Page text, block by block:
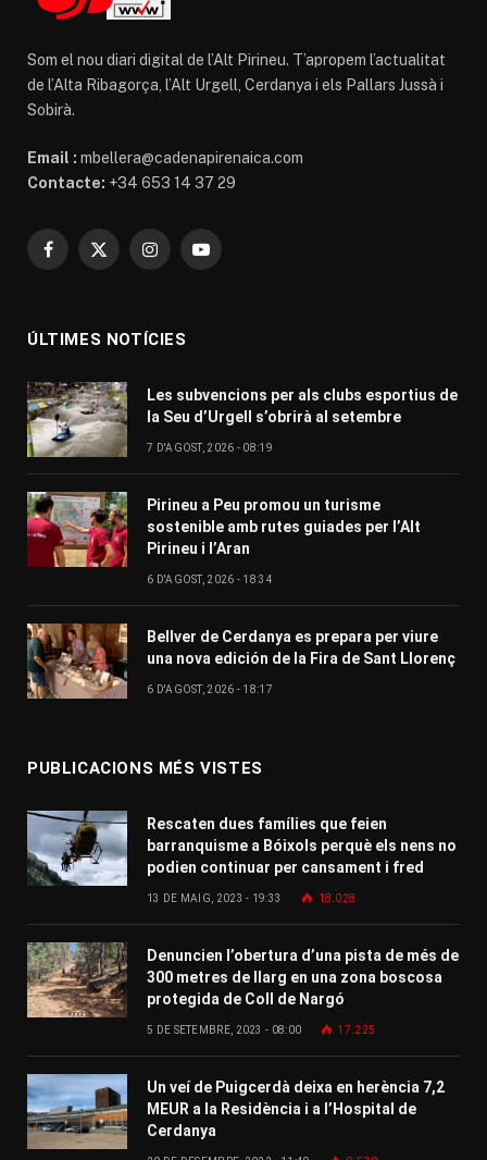
Som el nou diari digital de l’Alt Pirineu. T’apropem l’actualitat
de l’Alta Ribagorça, l’Alt Urgell, Cerdanya i els Pallars Jussà i
Sobirà.
Email : mbellera@cadenapirenaica.com
Contacte: +34 653 14 37 29
Facebook
X
InstagramYouTube
ÚLTIMES NOTÍCIES
Les subvencions per als clubs esportius de
la Seu d’Urgell s’obrirà al setembre
7 D'AGOST, 2026 - 08:19
Pirineu a Peu promou un turisme
sostenible amb rutes guiades per l’Alt
Pirineu i l’Aran
6 D'AGOST, 2026 - 18:34
Bellver de Cerdanya es prepara per viure
una nova edición de la Fira de Sant Llorenç
6 D'AGOST, 2026 - 18:17
PUBLICACIONS MÉS VISTES
Rescaten dues famílies que feien
barranquisme a Bóixols perquè els nens no
podien continuar per cansament i fred
13 DE MAIG, 2023 - 19:33 18.028
Denuncien l’obertura d’una pista de més de
300 metres de llarg en una zona boscosa
protegida de Coll de Nargó
5 DE SETEMBRE, 2023 - 08:00 17.225
Un veí de Puigcerdà deixa en herència 7,2
MEUR a la Residència i a l’Hospital de
Cerdanya